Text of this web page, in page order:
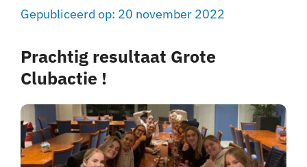
Teams
Lidmaatschap
Nieuws
Gepubliceerd op: 20 november 2022
Prachtig resultaat Grote
Clubactie !